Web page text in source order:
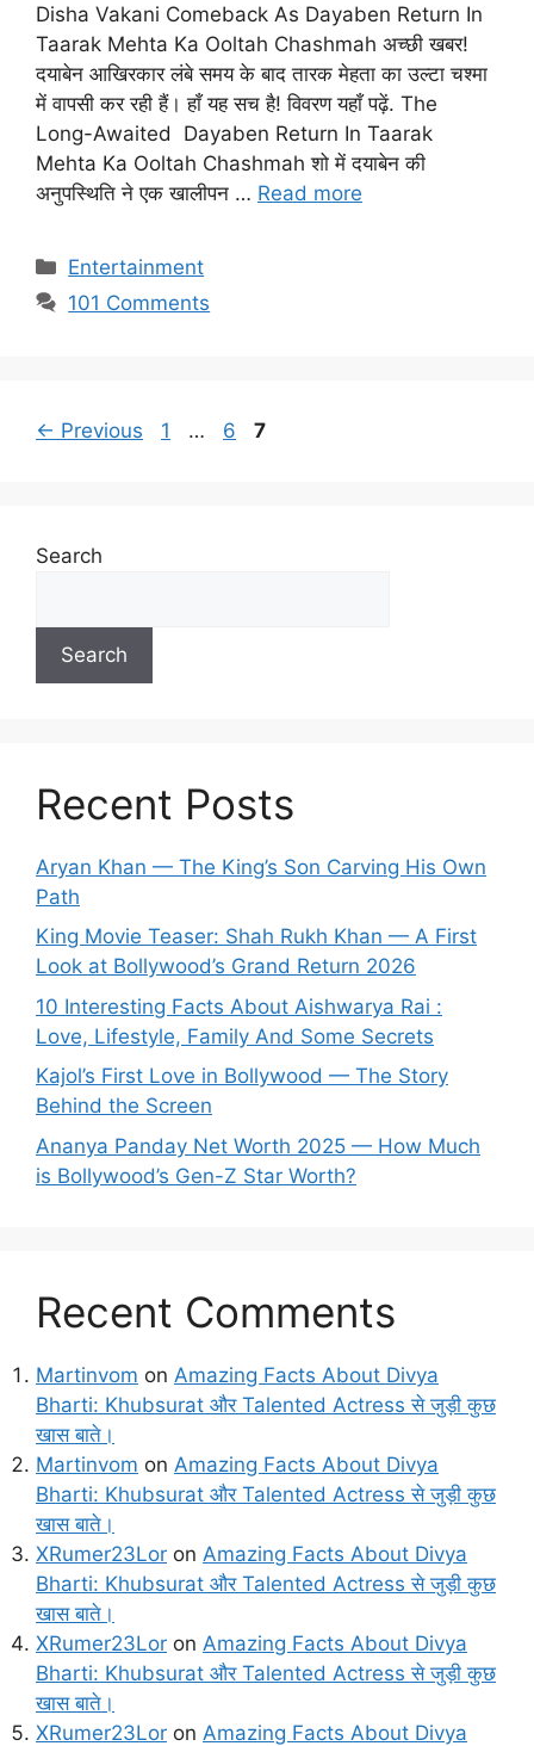
Disha Vakani Comeback As Dayaben Return In
Taarak Mehta Ka Ooltah Chashmah अच्छी खबर!
दयाबेन आखिरकार लंबे समय के बाद तारक मेहता का उल्टा चश्मा
में वापसी कर रही हैं। हाँ यह सच है! विवरण यहाँ पढ़ें. The
Long-Awaited Dayaben Return In Taarak
Mehta Ka Ooltah Chashmah शो में दयाबेन की
अनुपस्थिति ने एक खालीपन … Read more
Categories
Entertainment
101 Comments
← Previous Page
1 … Page
6 Page
7
Search
Search
Recent Posts
Aryan Khan — The King’s Son Carving His Own
Path
King Movie Teaser: Shah Rukh Khan — A First
Look at Bollywood’s Grand Return 2026
10 Interesting Facts About Aishwarya Rai :
Love, Lifestyle, Family And Some Secrets
Kajol’s First Love in Bollywood — The Story
Behind the Screen
Ananya Panday Net Worth 2025 — How Much
is Bollywood’s Gen-Z Star Worth?
Recent Comments
Martinvom on Amazing Facts About Divya
Bharti: Khubsurat और Talented Actress से जुड़ी कुछ
खास बाते।
Martinvom on Amazing Facts About Divya
Bharti: Khubsurat और Talented Actress से जुड़ी कुछ
खास बाते।
XRumer23Lor on Amazing Facts About Divya
Bharti: Khubsurat और Talented Actress से जुड़ी कुछ
खास बाते।
XRumer23Lor on Amazing Facts About Divya
Bharti: Khubsurat और Talented Actress से जुड़ी कुछ
खास बाते।
XRumer23Lor on Amazing Facts About Divya